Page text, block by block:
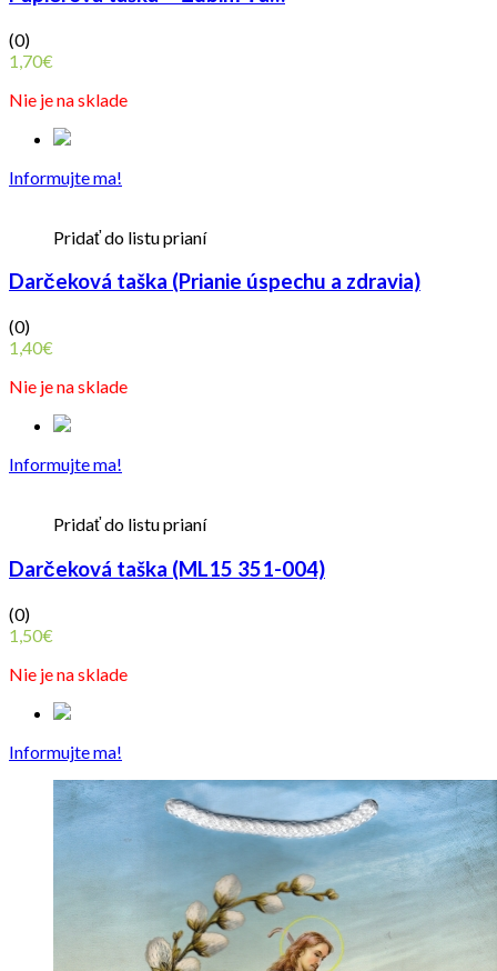
(0)
1,70€
Nie je na sklade
Informujte ma!
Pridať do listu prianí
Darčeková taška (Prianie úspechu a zdravia)
(0)
1,40€
Nie je na sklade
Informujte ma!
Pridať do listu prianí
Darčeková taška (ML15 351-004)
(0)
1,50€
Nie je na sklade
Informujte ma!